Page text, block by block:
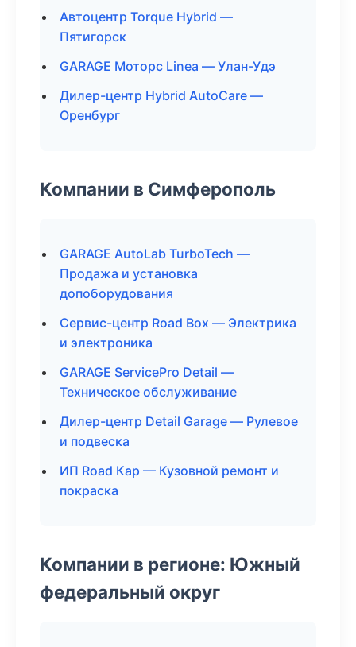
Автоцентр Torque Hybrid —
Пятигорск
GARAGE Моторс Linea — Улан-Удэ
Дилер-центр Hybrid AutoCare —
Оренбург
Компании в Симферополь
GARAGE AutoLab TurboTech —
Продажа и установка
допоборудования
Сервис-центр Road Box — Электрика
и электроника
GARAGE ServicePro Detail —
Техническое обслуживание
Дилер-центр Detail Garage — Рулевое
и подвеска
ИП Road Кар — Кузовной ремонт и
покраска
Компании в регионе: Южный
федеральный округ